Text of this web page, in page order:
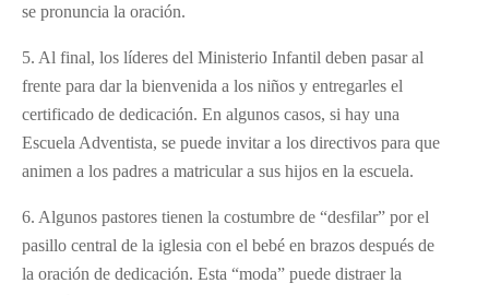
se pronuncia la oración.
5. Al final, los líderes del Ministerio Infantil deben pasar al
frente para dar la bienvenida a los niños y entregarles el
certificado de dedicación. En algunos casos, si hay una
Escuela Adventista, se puede invitar a los directivos para que
animen a los padres a matricular a sus hijos en la escuela.
6. Algunos pastores tienen la costumbre de “desfilar” por el
pasillo central de la iglesia con el bebé en brazos después de
la oración de dedicación. Esta “moda” puede distraer la